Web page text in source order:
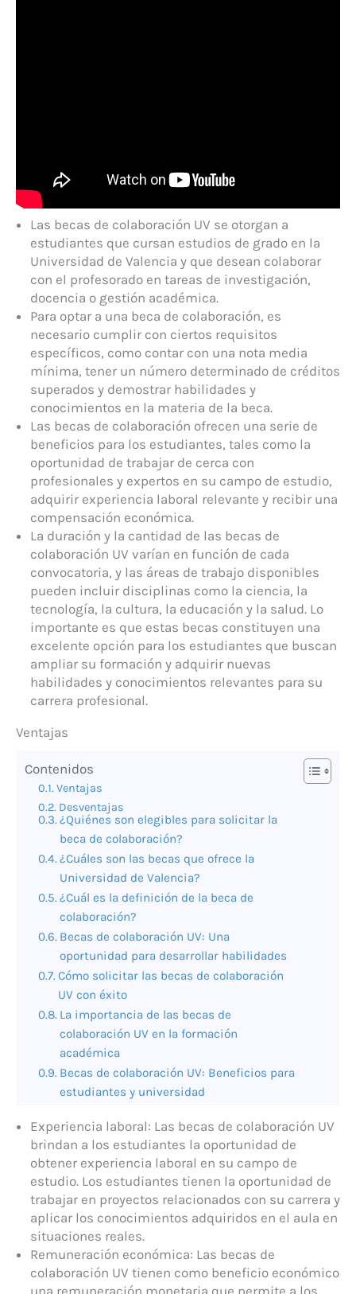
Las becas de colaboración UV se otorgan a
estudiantes que cursan estudios de grado en la
Universidad de Valencia y que desean colaborar
con el profesorado en tareas de investigación,
docencia o gestión académica.
Para optar a una beca de colaboración, es
necesario cumplir con ciertos requisitos
específicos, como contar con una nota media
mínima, tener un número determinado de créditos
superados y demostrar habilidades y
conocimientos en la materia de la beca.
Las becas de colaboración ofrecen una serie de
beneficios para los estudiantes, tales como la
oportunidad de trabajar de cerca con
profesionales y expertos en su campo de estudio,
adquirir experiencia laboral relevante y recibir una
compensación económica.
La duración y la cantidad de las becas de
colaboración UV varían en función de cada
convocatoria, y las áreas de trabajo disponibles
pueden incluir disciplinas como la ciencia, la
tecnología, la cultura, la educación y la salud. Lo
importante es que estas becas constituyen una
excelente opción para los estudiantes que buscan
ampliar su formación y adquirir nuevas
habilidades y conocimientos relevantes para su
carrera profesional.
Ventajas
Contenidos
Ventajas
Desventajas
¿Quiénes son elegibles para solicitar la
beca de colaboración?
¿Cuáles son las becas que ofrece la
Universidad de Valencia?
¿Cuál es la definición de la beca de
colaboración?
Becas de colaboración UV: Una
oportunidad para desarrollar habilidades
Cómo solicitar las becas de colaboración
UV con éxito
La importancia de las becas de
colaboración UV en la formación
académica
Becas de colaboración UV: Beneficios para
estudiantes y universidad
Experiencia laboral: Las becas de colaboración UV
brindan a los estudiantes la oportunidad de
obtener experiencia laboral en su campo de
estudio. Los estudiantes tienen la oportunidad de
trabajar en proyectos relacionados con su carrera y
aplicar los conocimientos adquiridos en el aula en
situaciones reales.
Remuneración económica: Las becas de
colaboración UV tienen como beneficio económico
una remuneración monetaria que permite a los